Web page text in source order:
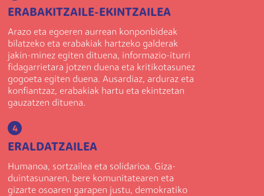
ERABAKITZAILE-EKINTZAILEA
Arazo eta egoeren aurrean konponbideak
bilatzeko eta erabakiak hartzeko galderak
jakin-minez egiten dituena, informazio-iturri
fidagarrietara jotzen duena eta kritikotasunez
gogoeta egiten duena. Ausardiaz, arduraz eta
konfiantzaz, erabakiak hartu eta ekintzetan
gauzatzen dituena.
4
ERALDATZAILEA
Humanoa, sortzailea eta solidarioa. Giza-
duintasunaren, bere komunitatearen eta
gizarte osoaren garapen justu, demokratiko